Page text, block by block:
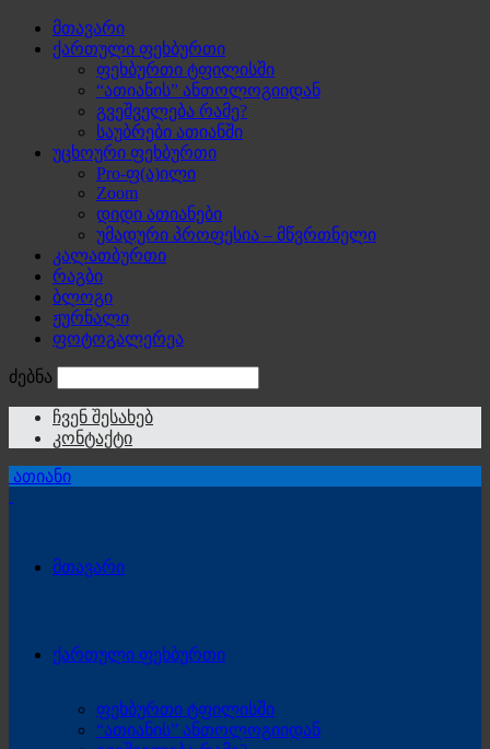
მთავარი
ქართული ფეხბურთი
ფეხბურთი ტფილისში
“ათიანის” ანთოლოგიიდან
გვეშველება რამე?
საუბრები ათიანში
უცხოური ფეხბურთი
Pro-ფ(ა)ილი
Zoom
დიდი ათიანები
უმადური პროფესია – მწვრთნელი
კალათბურთი
რაგბი
ბლოგი
ჟურნალი
ფოტოგალერეა
ძებნა
ჩვენ შესახებ
კონტაქტი
ათიანი
მთავარი
ქართული ფეხბურთი
ფეხბურთი ტფილისში
“ათიანის” ანთოლოგიიდან